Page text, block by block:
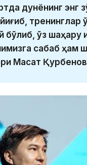
дунёнинг энг
бўлиб, ўз шаҳару
сабаб ҳам
Мақсат